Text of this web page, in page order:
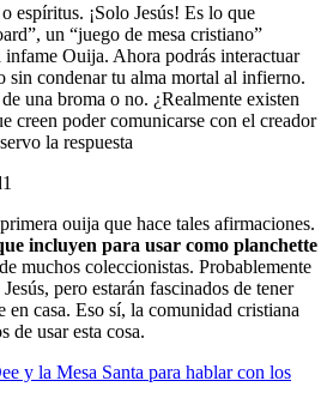
espíritus. ¡Solo Jesús! Es lo que
un “juego de mesa cristiano”
infame Ouija. Ahora podrás interactuar
sin condenar tu alma mortal al infierno.
una broma o no. ¿Realmente existen
creen poder comunicarse con el creador
la respuesta
ouija que hace tales afirmaciones.
incluyen para usar como planchette
muchos coleccionistas. Probablemente
pero estarán fascinados de tener
en casa. Eso sí, la comunidad cristiana
de usar esta cosa.
y la Mesa Santa para hablar con los